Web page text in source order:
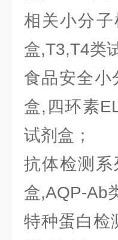
相关小分
盒,T3,T4类
食品安全小
盒,四环素
试剂盒；
抗体检测
盒,AQP-Ab
特种蛋白检